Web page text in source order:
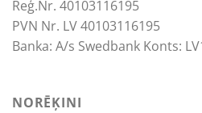
Reģ.Nr. 40103116195
PVN Nr. LV 40103116195
Banka: A/s Swedbank Konts:
NORĒĶINI